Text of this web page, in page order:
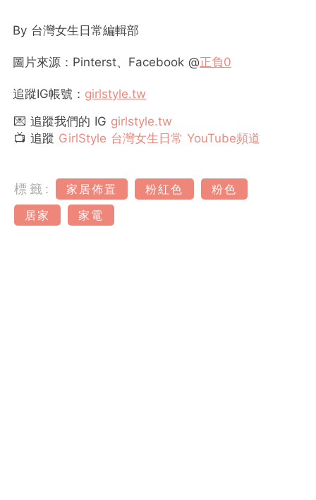
By 台灣女生日常編輯部
圖片來源：Pinterst、Facebook @正負0
追蹤IG帳號： girlstyle.tw
💌 追蹤我們的 IG girlstyle.tw
📺 追蹤 GirlStyle 台灣女生日常 YouTube頻道
標籤: 家居佈置 粉紅色
粉色
居家
家電